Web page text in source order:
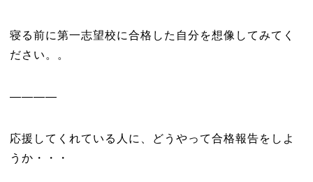
寝る前に第一志望校に合格した自分を想像してみてく
ださい。。
————
応援してくれている人に、どうやって合格報告をしよ
うか・・・